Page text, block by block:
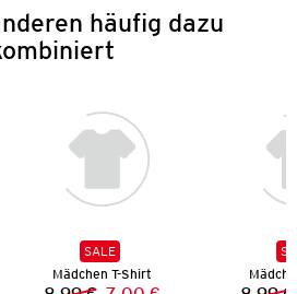
häufig dazu
SALE
Mädchen T-Shirt